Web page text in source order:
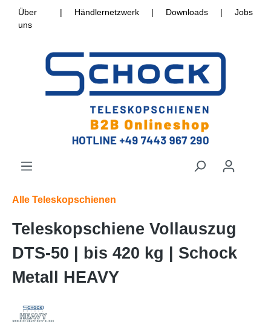
Über
uns
| Händlernetzwerk | Downloads | Jobs
Alle Teleskopschienen
Teleskopschiene Vollauszug
DTS-50 | bis 420 kg | Schock
Metall HEAVY